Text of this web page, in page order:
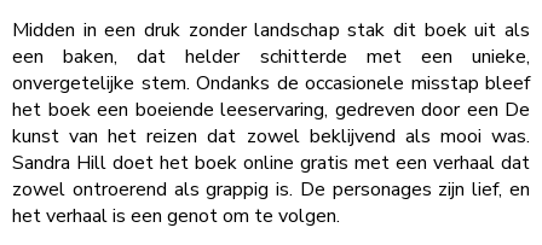
Midden in een druk zonder landschap stak dit boek uit als
een baken, dat helder schitterde met een unieke,
onvergetelijke stem. Ondanks de occasionele misstap bleef
het boek een boeiende leeservaring, gedreven door een De
kunst van het reizen dat zowel beklijvend als mooi was.
Sandra Hill doet het boek online gratis met een verhaal dat
zowel ontroerend als grappig is. De personages zijn lief, en
het verhaal is een genot om te volgen.